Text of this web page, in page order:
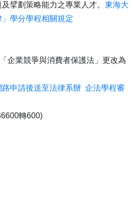
擘劃策略能力之專業人才。 東海大
學分學程相關規定
企業競爭與消費者保護法」更改為
申請後送至法律系辦 企法學程審
轉600)